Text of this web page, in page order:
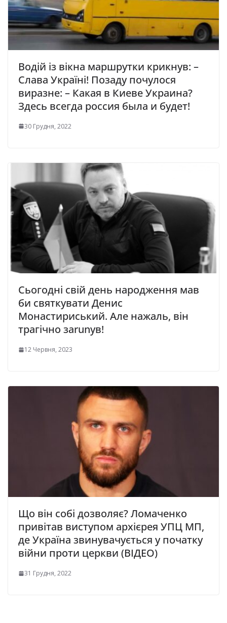
Водій із вікна маршрутки кpикнув: –
Слава Укpаїні! Позаду почулося
виразне: – Какая в Киеве Укpаина?
Здесь всегда pоссия была и будет!
30 Грудня, 2022
Сьогодні свій день народження мав
би святкувати Денис
Монастириський. Але нажаль, він
трагічно заrunув!
12 Червня, 2023
Що він собі дозволяє? Ломаченко
привітав виступом архієрея УПЦ МП,
де Україна звинувачується у початку
війни проти церкви (ВІДЕО)
31 Грудня, 2022